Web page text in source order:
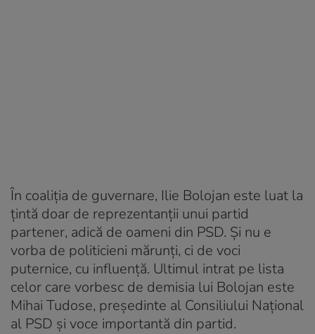
În coaliția de guvernare, Ilie Bolojan este luat la
țintă doar de reprezentanții unui partid
partener, adică de oameni din PSD. Și nu e
vorba de politicieni mărunți, ci de voci
puternice, cu influență. Ultimul intrat pe lista
celor care vorbesc de demisia lui Bolojan este
Mihai Tudose, președinte al Consiliului Național
al PSD și voce importantă din partid.